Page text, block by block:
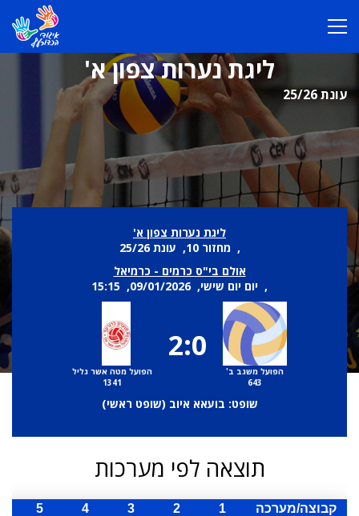
ליגת נערות צפון א'
עונת 25/26
ליגת נערות צפון א'
, מחזור 10, עונת 25/26
אולם בי"ס כרמים - כרמיאל
, יום יום שישי, 09/01/2026, 15:15
הפועל משגב ב'
643
2:0
הפועל מטה אשר גליל
1341
שופט: בועאא איוב (שופט ראשי)
תוצאה לפי מערכות
קבוצה/מערכה 1
2
3
4
5